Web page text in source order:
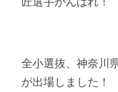
全小選抜、神奈川
が出場しました！